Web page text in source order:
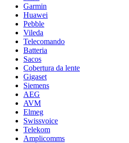
Garmin
Huawei
Pebble
Vileda
Telecomando
Batteria
Sacos
Cobertura da lente
Gigaset
Siemens
AEG
AVM
Elmeg
Swissvoice
Telekom
Amplicomms